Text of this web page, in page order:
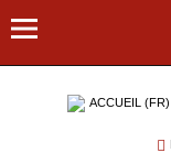
ACCUEIL (FR)